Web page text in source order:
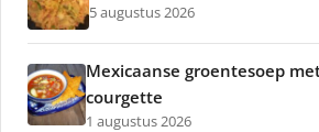
5 augustus 2026
Mexicaanse groentesoep
courgette
1 augustus 2026